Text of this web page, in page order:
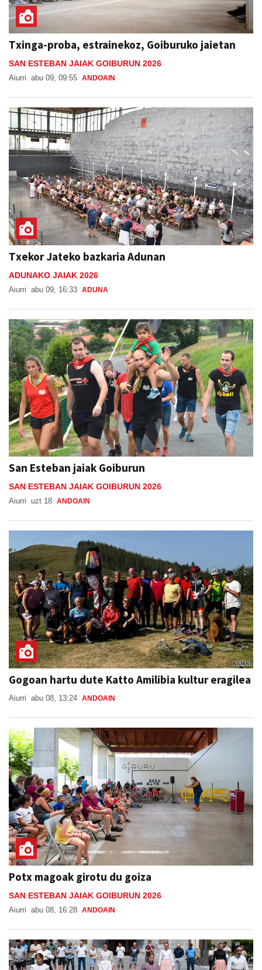
Txinga-proba, estrainekoz, Goiburuko jaietan
SAN ESTEBAN JAIAK GOIBURUN 2026
Aiurri abu 09, 09:55 ANDOAIN
Txekor Jateko bazkaria Adunan
ADUNAKO JAIAK 2026
Aiurri abu 09, 16:33 ADUNA
San Esteban jaiak Goiburun
SAN ESTEBAN JAIAK GOIBURUN 2026
Aiurri uzt 18 ANDOAIN
Gogoan hartu dute Katto Amilibia kultur eragilea
Aiurri abu 08, 13:24 ANDOAIN
Potx magoak girotu du goiza
SAN ESTEBAN JAIAK GOIBURUN 2026
Aiurri abu 08, 16:28 ANDOAIN